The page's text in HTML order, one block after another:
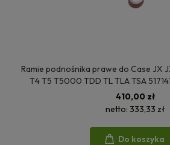
Ramie podnośnika prawe do Case JX
T4 T5 T5000 TDD TL TLA TSA
410,00 zł
netto: 333,33 zł
Do koszyka